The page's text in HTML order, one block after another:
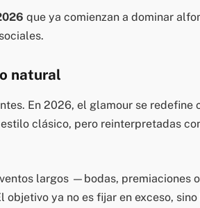
que ya comienzan a dominar
natural
En 2026, el glamour se redefine
clásico, pero reinterpretadas
largos —bodas, premiaciones
objetivo ya no es fijar en exceso,